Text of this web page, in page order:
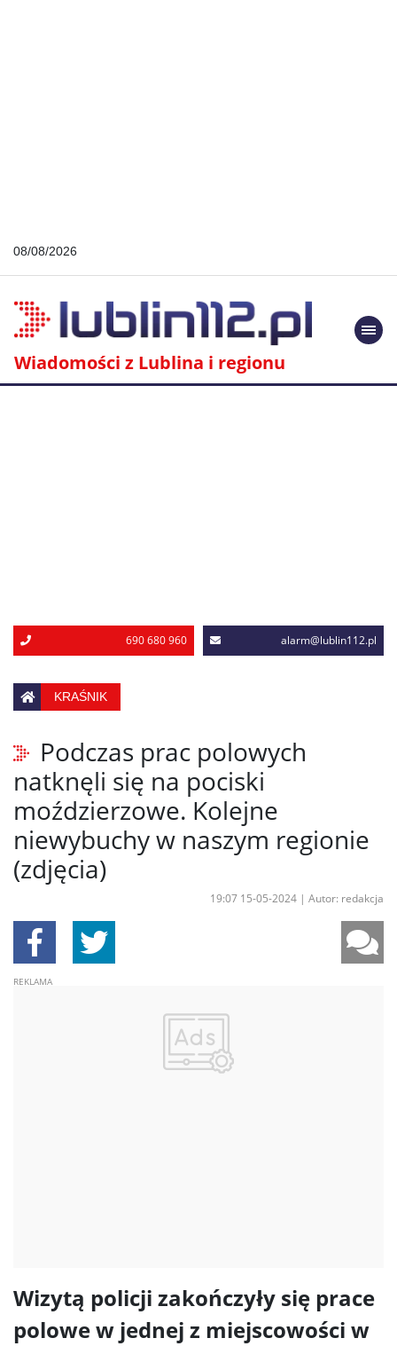
08/08/2026
Wiadomości z Lublina i regionu
690 680 960 alarm@lublin112.pl
KRAŚNIK
Podczas prac polowych
natknęli się na pociski
moździerzowe. Kolejne
niewybuchy w naszym regionie
(zdjęcia)
19:07 15-05-2024 | Autor: redakcja
Wizytą policji zakończyły się prace
polowe w jednej z miejscowości w